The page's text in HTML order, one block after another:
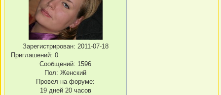
Зарегистрирован: 2011-07-18
Приглашений: 0
Сообщений: 1596
Пол: Женский
Провел на форуме:
19 дней 20 часов